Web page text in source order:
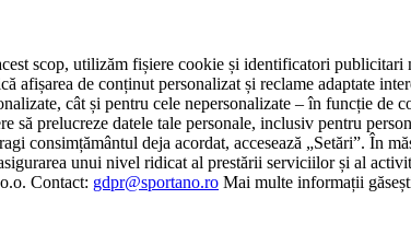
scop, utilizăm fișiere cookie și identificatori
afișarea de conținut personalizat și reclame adaptate
cât și pentru cele nepersonalizate – în funcție de
prelucreze datele tale personale, inclusiv pentru
consimțământul deja acordat, accesează „Setări”. În
unui nivel ridicat al prestării serviciilor și al
Contact: gdpr@sportano.ro Mai multe informații